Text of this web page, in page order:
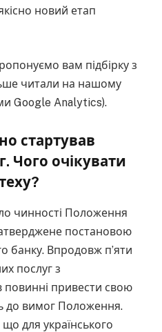
новий етап
вам підбірку з
читали на нашому
Google Analytics).
стартував
Чого очікувати
чинності Положення
постановою
банку. Впродовж п’яти
послуг з
повинні привести свою
до вимог Положення.
що для українського